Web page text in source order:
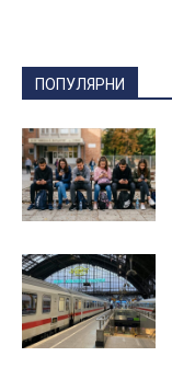
ПОПУЛЯРНИ